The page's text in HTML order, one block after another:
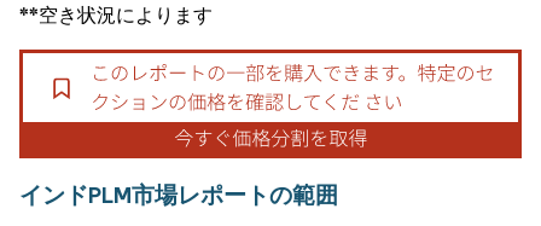
**空き状況によります
インドPLM市場レポートの範囲